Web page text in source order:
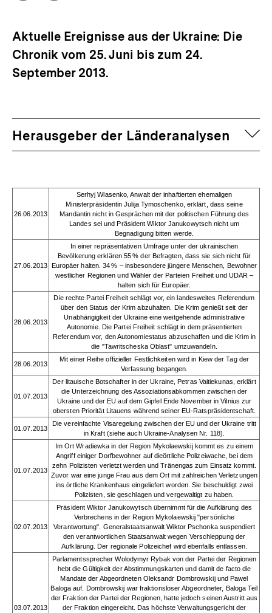
Aktuelle Ereignisse aus der Ukraine: Die
Chronik vom 25. Juni bis zum 24.
September 2013.
Herausgeber der Länderanalysen
26.06.2013
Serhyj Wlasenko, Anwalt der inhaftierten ehemaligen
Ministerpräsidentin Julija Tymoschenko, erklärt, dass seine
Mandantin nicht in Gesprächen mit der politischen Führung des
Landes sei und Präsident Wiktor Janukowytsch nicht um
Begnadigung bitten werde.
27.06.2013
In einer repräsentativen Umfrage unter der ukrainischen
Bevölkerung erklären 55 % der Befragten, dass sie sich nicht für
Europäer halten. 34 % – insbesondere jüngere Menschen, Bewohner
westlicher Regionen und Wähler der Parteien Freiheit und UDAR –
halten sich für Europäer.
28.06.2013
Die rechte Partei Freiheit schlägt vor, ein landesweites Referendum
über den Status der Krim abzuhalten. Die Krim genießt seit der
Unabhängigkeit der Ukraine eine weitgehende administrative
Autonomie. Die Partei Freiheit schlägt in dem präsentierten
Referendum vor, den Autonomiestatus abzuschaffen und die Krim in
die "Tawritscheska Oblast" umzuwandeln.
28.06.2013
Mit einer Reihe offizieller Festlichkeiten wird in Kiew der Tag der
Verfassung begangen.
01.07.2013
Der litauische Botschafter in der Ukraine, Petras Vaitiekunas, erklärt
die Unterzeichnung des Assoziationsabkommen zwischen der
Ukraine und der EU auf dem Gipfel Ende November in Vilnius zur
obersten Priorität Litauens während seiner EU-Ratspräsidentschaft.
01.07.2013
Die vereinfachte Visaregelung zwischen der EU und der Ukraine tritt
in Kraft (siehe auch Ukraine-Analysen Nr. 118).
01.07.2013
Im Ort Wradiewka in der Region Mykolaewskij kommt es zu einem
Angriff einiger Dorfbewohner auf dieörtliche Polizeiwache, bei dem
zehn Polizisten verletzt werden und Tränengas zum Einsatz kommt.
Zuvor war eine junge Frau aus dem Ort mit zahlreichen Verletzungen
ins örtliche Krankenhaus eingeliefert worden. Sie beschuldigt zwei
Polizisten, sie geschlagen und vergewaltigt zu haben.
02.07.2013
Präsident Wiktor Janukowytsch übernimmt für die Aufklärung des
Verbrechens in der Region Mykolaewskij "persönliche
Verantwortung". Generalstaatsanwalt Wiktor Pschonka suspendiert
den verantwortlichen Staatsanwalt wegen Verschleppung der
Aufklärung. Der regionale Polizeichef wird ebenfalls entlassen.
03.07.2013
Parlamentssprecher Wolodymyr Rybak von der Partei der Regionen
hebt die Gültigkeit der Abstimmungskarten und damit de facto die
Mandate der Abgeordneten Oleksandr Dombrowskij und Pawel
Baloga auf. Dombrowskij war fraktionsloser Abgeordneter, Baloga Teil
der Fraktion der Partei der Regionen, hatte jedoch seinen Austritt aus
der Fraktion eingereicht. Das höchste Verwaltungsgericht der